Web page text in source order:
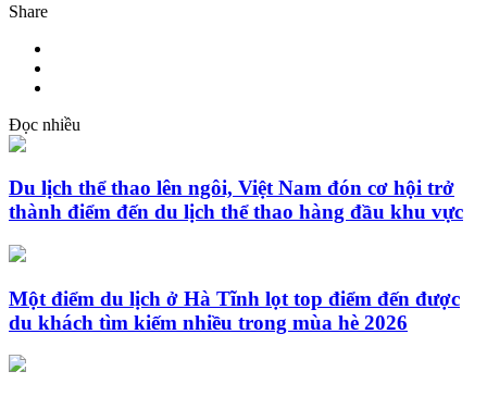
Share
Đọc nhiều
Du lịch thể thao lên ngôi, Việt Nam đón cơ hội trở
thành điểm đến du lịch thể thao hàng đầu khu vực
Một điểm du lịch ở Hà Tĩnh lọt top điểm đến được
du khách tìm kiếm nhiều trong mùa hè 2026